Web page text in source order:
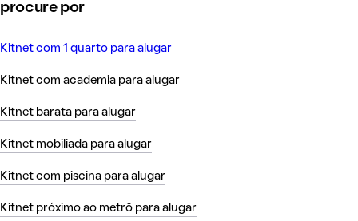
procure por
Kitnet com 1 quarto para alugar
Kitnet com academia para alugar
Kitnet barata para alugar
Kitnet mobiliada para alugar
Kitnet com piscina para alugar
Kitnet próximo ao metrô para alugar